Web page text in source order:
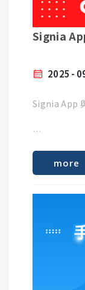
2025
Signia
Signia App
more